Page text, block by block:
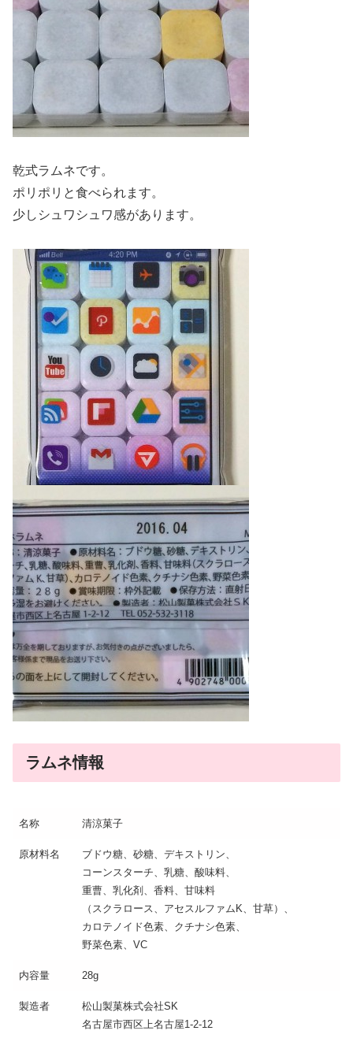
乾式ラムネです。
ポリポリと食べられます。
少しシュワシュワ感があります。
ラムネ情報
名称 清涼菓子
原材料名
ブドウ糖、砂糖、デキストリン、
コーンスターチ、乳糖、酸味料、
重曹、乳化剤、香料、甘味料
（スクラロース、アセスルファムK、甘草）、
カロテノイド色素、クチナシ色素、
野菜色素、VC
内容量 28g
製造者
松山製菓株式会社SK
名古屋市西区上名古屋1-2-12